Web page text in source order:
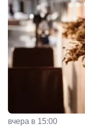
вчера в 15:00